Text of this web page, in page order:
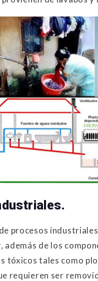
procesos
de los
tóxicos tales como
requieren ser